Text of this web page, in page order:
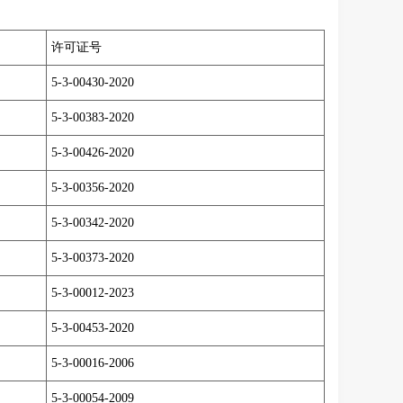
许可证号
5-3-00430-2020
5-3-00383-2020
5-3-00426-2020
5-3-00356-2020
5-3-00342-2020
5-3-00373-2020
5-3-00012-2023
5-3-00453-2020
5-3-00016-2006
5-3-00054-2009